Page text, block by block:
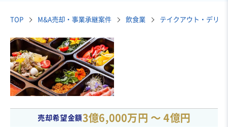
TOP M&A売却・事業承継案件 飲食業 テイクアウト・デリバ
売却希望金額3億6,000万円 〜 4億円